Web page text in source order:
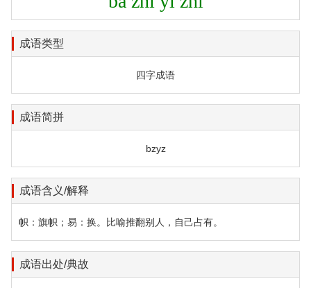
成语类型
四字成语
成语简拼
bzyz
成语含义/解释
帜：旗帜；易：换。比喻推翻别人，自己占有。
成语出处/典故